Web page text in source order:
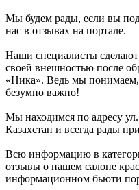
Мы будем рады, если вы
нас в отзывах на портале.
Наши специалисты
своей внешностью после
«Ника». Ведь мы понимаем,
безумно важно!
Мы находимся по адресу
Казахстан и всегда рады
Всю информацию в
отзывы о нашем салоне
информационном бьюти